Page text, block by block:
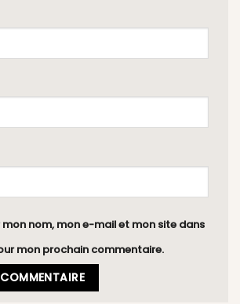
mon nom, mon e-mail et mon site dans
mon prochain commentaire.